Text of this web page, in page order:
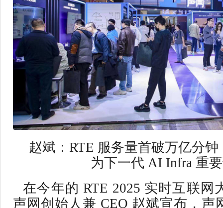
赵斌：RTE 服务量首破万亿分
为下一代 AI Infra 重
在今年的 RTE 2025 实时互联网
声网创始人兼 CEO 赵斌宣布，声